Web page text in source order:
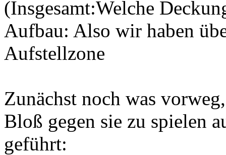
(Insgesamt:Welche
Aufbau: Also wir haben
Aufstellzone
Zunächst noch was
Bloß gegen sie zu spielen
geführt: